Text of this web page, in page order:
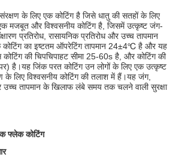
के लिए एक कोटिंग है जिसे धातु की सतहों के लिए
मजबूत और विश्वसनीय कोटिंग है, जिसमें उत्कृष्ट जंग-
प्रतिरोध, रासायनिक प्रतिरोध और उच्च तापमान
का इष्टतम ऑपरेटिंग तापमान 24±4℃ है और यह
की चिपचिपाहट सीमा 25-60s है, और कोटिंग की
है।यह जिंक परत कोटिंग उन लोगों के लिए एक उत्कृष्ट
के लिए विश्वसनीय कोटिंग की तलाश में हैं।यह जंग,
उच्च तापमान के खिलाफ लंबे समय तक चलने वाली सुरक्षा
फ्लेक कोटिंग